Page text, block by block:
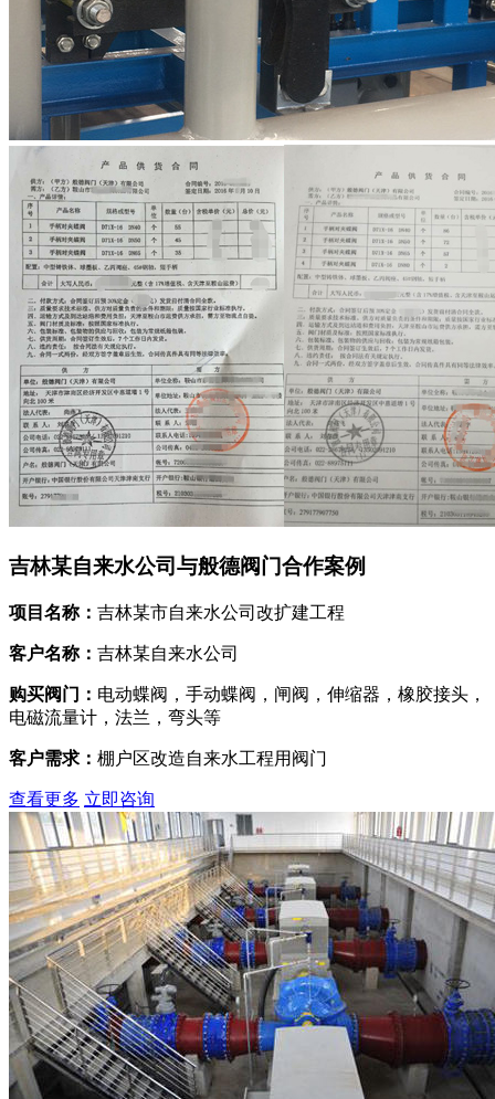
吉林某自来水公司与般德阀门合作案例
项目名称： 吉林某市自来水公司改扩建工程
客户名称： 吉林某自来水公司
购买阀门： 电动蝶阀，手动蝶阀，闸阀，伸缩器，橡胶接头，
电磁流量计，法兰，弯头等
客户需求： 棚户区改造自来水工程用阀门
查看更多 立即咨询